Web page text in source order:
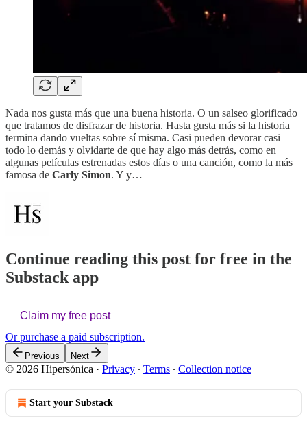
Nada nos gusta más que una buena historia. O un salseo glorificado
que tratamos de disfrazar de historia. Hasta gusta más si la historia
termina dando vueltas sobre sí misma. Casi pueden devorar casi
todo lo demás y olvidarte de que hay algo más detrás, como en
algunas películas estrenadas estos días o una canción, como la más
famosa de Carly Simon. Y y…
Continue reading this post for free in the
Substack app
Claim my free post
Or purchase a paid subscription.
Previous Next
© 2026 Hipersónica · Privacy ∙ Terms ∙ Collection notice
Start your Substack